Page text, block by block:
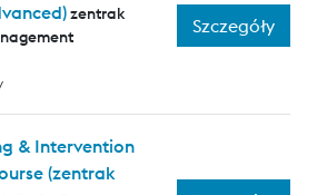
zentrak
Szczegóły
& Intervention
(zentrak